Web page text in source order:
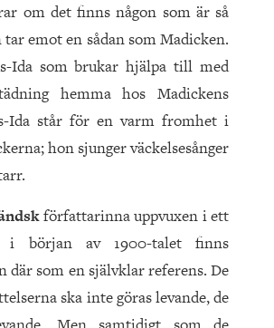
om det finns någon som är så
emot en sådan som Madicken.
Ida som brukar hjälpa till med
hemma hos Madickens
Ida står för en varm fromhet i
hon sjunger väckelsesånger
författarinna uppvuxen i ett
början av 1900-talet finns
där som en självklar referens. De
ska inte göras levande, de